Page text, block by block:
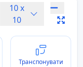
10x
10
Транспонувати